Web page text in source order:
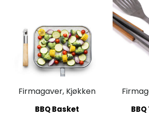
Firmagaver, Kjøkken
BBQ Basket